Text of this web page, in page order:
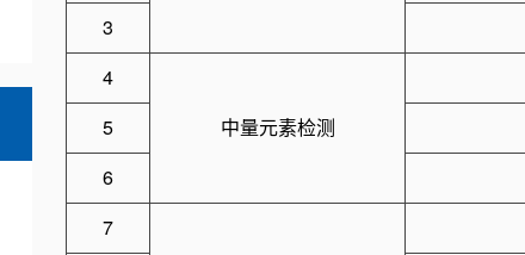
3
4
中量元素检测
5
6
7